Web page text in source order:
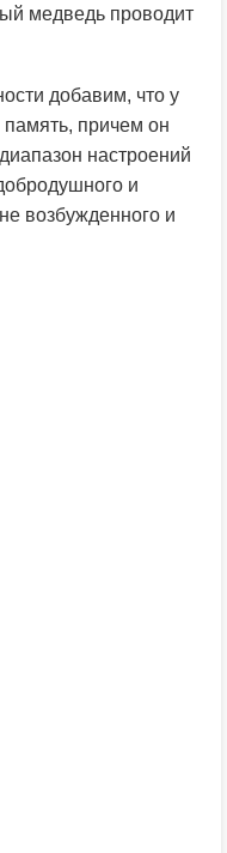
медведь проводит
добавим, что у
память, причем он
настроений
и
возбужденного и